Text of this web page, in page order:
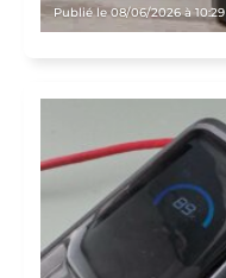
Publié le 08/06/2026 à 10:29